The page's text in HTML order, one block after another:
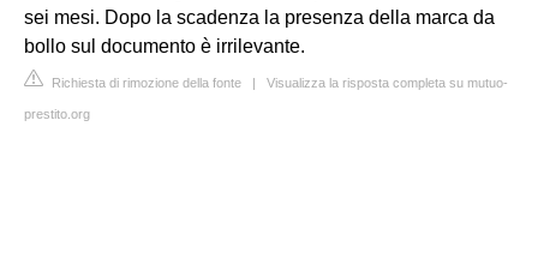
sei mesi. Dopo la scadenza la presenza della marca da
bollo sul documento è irrilevante.
Richiesta di rimozione della fonte | Visualizza la risposta completa su mutuo-
prestito.org